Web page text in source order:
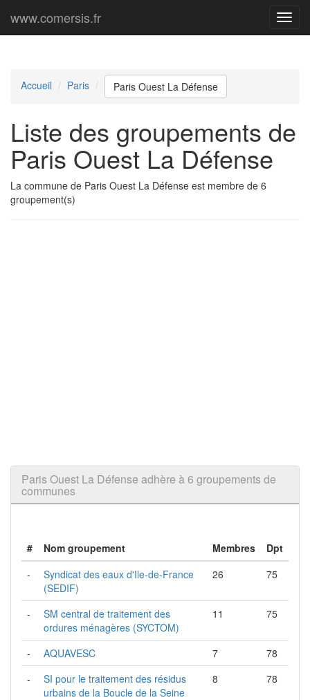
Menu
www.comersis.fr
Accueil Paris Paris Ouest La Défense
Liste des groupements de
Paris Ouest La Défense
La commune de Paris Ouest La Défense est membre de 6
groupement(s)
Paris Ouest La Défense adhère à 6 groupements de
communes
# Nom groupement Membres
Dpt
-
Syndicat des eaux d'Ile-de-France
(SEDIF)
26 75
-
SM central de traitement des
ordures ménagères (SYCTOM)
11 75
- AQUAVESC 7
78
-
SI pour le traitement des résidus
urbains de la Boucle de la Seine
8 78